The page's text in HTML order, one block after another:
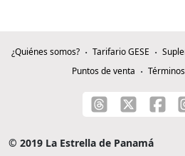
¿Quiénes somos? Tarifario GESE
Puntos de venta
© 2019 La Estrella de Panamá